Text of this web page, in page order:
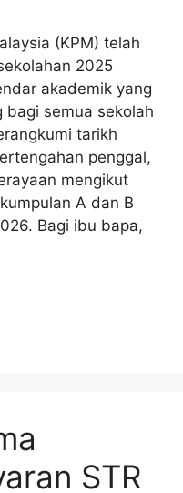
(KPM) telah
2025
akademik yang
bagi semua sekolah
tarikh
penggal,
mengikut
A dan B
Bagi ibu bapa,
STR